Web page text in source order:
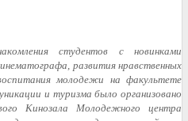
студентов с новинками
развития нравственных
молодежи на факультете
и туризма было организовано
Кинозала Молодежного центра